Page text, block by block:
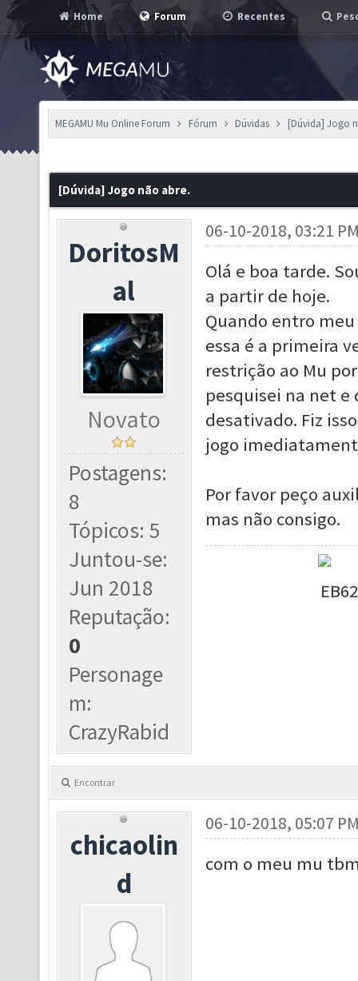
Home Forum Recentes
MEGAMU Mu Online Forum Fórum Dúvidas [Dúvida] Jogo
[Dúvida] Jogo não abre.
DoritosM
al
Novato
Postagens:
8
Tópicos: 5
Juntou-se:
Jun 2018
Reputação:
0
Personage
m:
CrazyRabid
06-10-2018, 03:21
Olá e boa tarde.
a partir de hoje.
Quando entro
essa é a primeira
restrição ao Mu
pesquisei na net e
desativado. Fiz
jogo
Por favor peço
mas não consigo.
Encontrar
chicaolin
d
06-10-2018, 05:07
com o meu mu